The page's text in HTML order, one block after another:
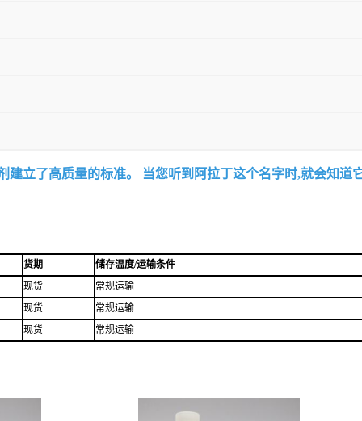
立了高质量的标准。 当您听到阿拉丁这个名字时,就会知道
货期
储存温度/运输条件
现货
常规运输
现货
常规运输
现货
常规运输